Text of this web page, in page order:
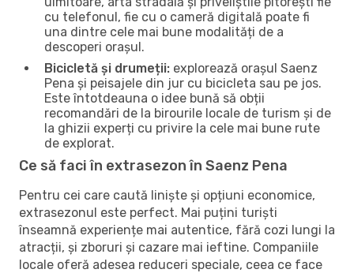
cu telefonul, fie cu o cameră digitală poate fi
una dintre cele mai bune modalități de a
descoperi orașul.
Bicicletă și drumeții: explorează orașul Saenz
Pena și peisajele din jur cu bicicleta sau pe jos.
Este întotdeauna o idee bună să obții
recomandări de la birourile locale de turism și de
la ghizii experți cu privire la cele mai bune rute
de explorat.
Ce să faci în extrasezon în Saenz Pena
Pentru cei care caută liniște și opțiuni economice,
extrasezonul este perfect. Mai puțini turiști
înseamnă experiențe mai autentice, fără cozi lungi la
atracții, și zboruri și cazare mai ieftine. Companiile
locale oferă adesea reduceri speciale, ceea ce face